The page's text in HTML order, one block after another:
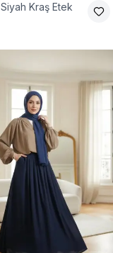
Siyah Kraş Etek